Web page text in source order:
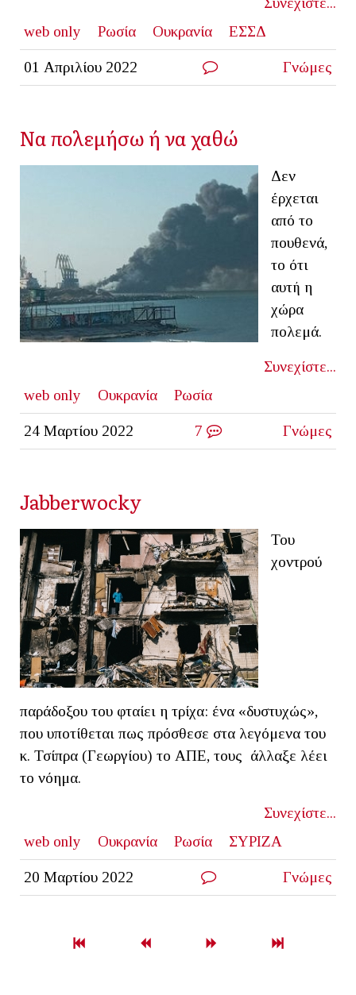
web only
Ρωσία Ουκρανία ΕΣΣΔ
01 Απριλίου 2022 Γνώμες
Να πολεμήσω ή να χαθώ
Δεν
έρχεται
από το
πουθενά,
το ότι
αυτή η
χώρα
πολεμά.
Συνεχίστε...
web only
Ουκρανία Ρωσία
24 Μαρτίου 2022 7 Γνώμες
Jabberwocky
Του
χοντρού
παράδοξου του φταίει η τρίχα: ένα «δυστυχώς»,
που υποτίθεται πως πρόσθεσε στα λεγόμενα του
κ. Τσίπρα (Γεωργίου) το ΑΠΕ, τους άλλαξε λέει
το νόημα.
Συνεχίστε...
web only
Ουκρανία Ρωσία ΣΥΡΙΖΑ
20 Μαρτίου 2022 Γνώμες